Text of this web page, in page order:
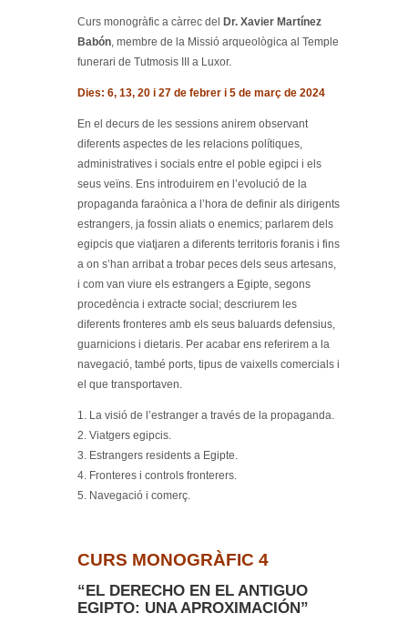
Curs monogràfic a càrrec del
Dr. Xavier Martínez
Babón, membre de la Missió arqueològica al Temple
funerari de Tutmosis III a Luxor.
Dies: 6, 13, 20 i 27 de febrer i 5 de març de 2024
En el decurs de les sessions anirem observant
diferents aspectes de les relacions polítiques,
administratives i socials entre el poble egipci i els
seus veïns. Ens introduirem en l’evolució de la
propaganda faraònica a l’hora de definir als dirigents
estrangers, ja fossin aliats o enemics; parlarem dels
egipcis que viatjaren a diferents territoris foranis i fins
a on s’han arribat a trobar peces dels seus artesans,
i com van viure els estrangers a Egipte, segons
procedència i extracte social; descriurem les
diferents fronteres amb els seus baluards defensius,
guarnicions i dietaris. Per acabar ens referirem a la
navegació, també ports, tipus de vaixells comercials i
el que transportaven.
1. La visió de l’estranger a través de la propaganda.
2. Viatgers egipcis.
3. Estrangers residents a Egipte.
4. Fronteres i controls fronterers.
5. Navegació i comerç.
CURS MONOGRÀFIC 4
“EL DERECHO EN EL ANTIGUO
EGIPTO: UNA APROXIMACIÓN”